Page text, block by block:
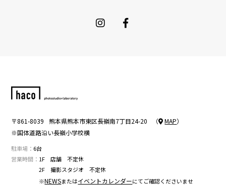
Instagram
〒861-8039 熊本県熊本市東区長嶺南7丁目24-20 （ MAP）
※国体道路沿い長嶺小学校横
駐車場
6台
営業時間
1F 店舗 不定休
2F 撮影スタジオ 不定休
※NEWSまたはイベントカレンダーにてご確認くださいませ